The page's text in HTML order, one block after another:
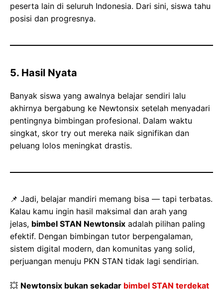
peserta lain di seluruh Indonesia. Dari sini, siswa tahu
posisi dan progresnya.
5. Hasil Nyata
Banyak siswa yang awalnya belajar sendiri lalu
akhirnya bergabung ke Newtonsix setelah menyadari
pentingnya bimbingan profesional. Dalam waktu
singkat, skor try out mereka naik signifikan dan
peluang lolos meningkat drastis.
📌 Jadi, belajar mandiri memang bisa — tapi terbatas.
Kalau kamu ingin hasil maksimal dan arah yang
jelas, bimbel STAN Newtonsix adalah pilihan paling
efektif. Dengan bimbingan tutor berpengalaman,
sistem digital modern, dan komunitas yang solid,
perjuangan menuju PKN STAN tidak lagi sendirian.
💥 Newtonsix bukan sekadar bimbel STAN terdekat